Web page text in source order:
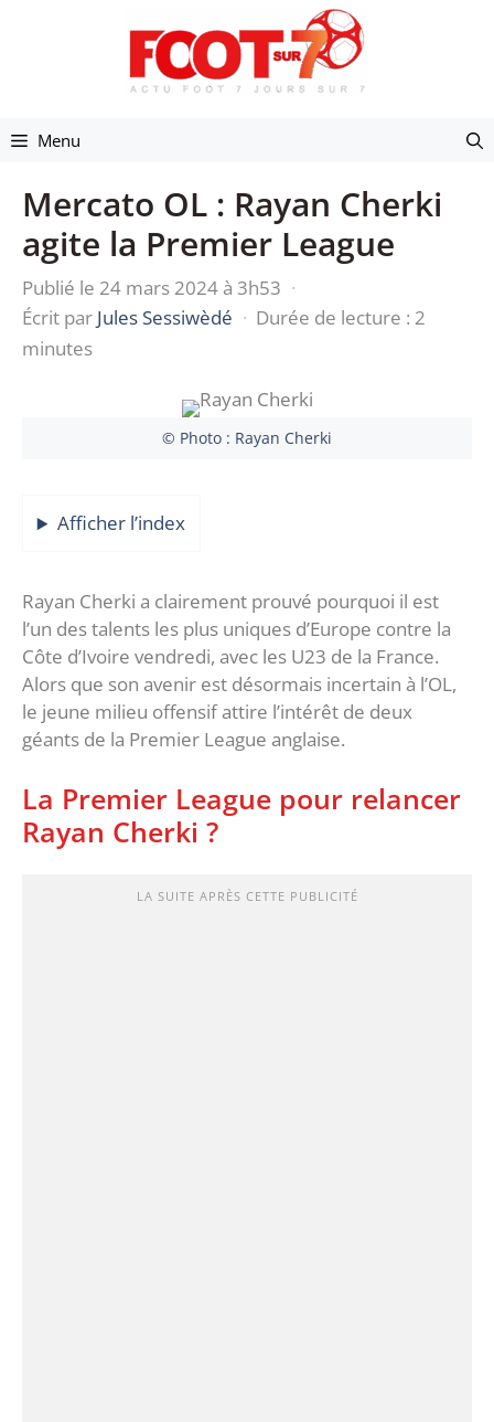
Menu
Mercato OL : Rayan Cherki
agite la Premier League
Publié le 24 mars 2024 à 3h53 ·
Écrit par Jules Sessiwèdé · Durée de lecture : 2
minutes
© Photo : Rayan Cherki
Afficher l’index
Rayan Cherki a clairement prouvé pourquoi il est
l’un des talents les plus uniques d’Europe contre la
Côte d’Ivoire vendredi, avec les U23 de la France.
Alors que son avenir est désormais incertain à l’OL,
le jeune milieu offensif attire l’intérêt de deux
géants de la Premier League anglaise.
La Premier League pour relancer
Rayan Cherki ?
LA SUITE APRÈS CETTE PUBLICITÉ